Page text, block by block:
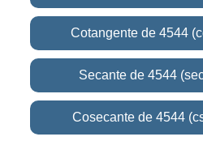
Cotangente de 4544
Secante de 4544
Cosecante de 4544